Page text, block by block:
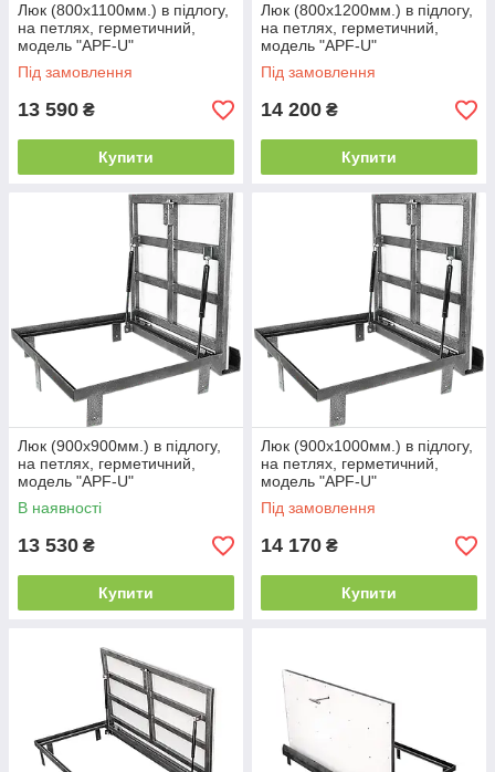
Люк (800х1100мм.) в підлогу,
на петлях, герметичний,
модель "APF-U"
Під замовлення
13 590 ₴
Купити
Люк (800х1200мм.) в підлогу,
на петлях, герметичний,
модель "APF-U"
Під замовлення
14 200 ₴
Купити
Люк (900х900мм.) в підлогу,
на петлях, герметичний,
модель "APF-U"
В наявності
13 530 ₴
Купити
Люк (900х1000мм.) в підлогу,
на петлях, герметичний,
модель "APF-U"
Під замовлення
14 170 ₴
Купити